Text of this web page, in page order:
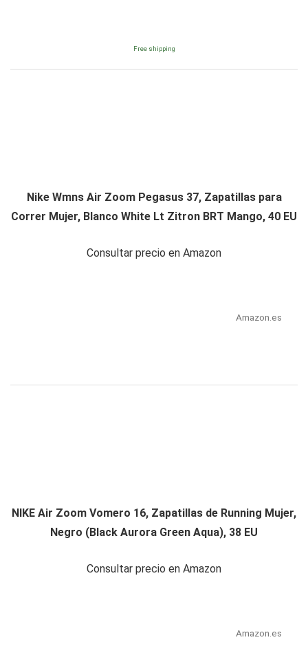
Free shipping
Nike Wmns Air Zoom Pegasus 37, Zapatillas para
Correr Mujer, Blanco White Lt Zitron BRT Mango, 40 EU
Consultar precio en Amazon
Amazon.es
NIKE Air Zoom Vomero 16, Zapatillas de Running Mujer,
Negro (Black Aurora Green Aqua), 38 EU
Consultar precio en Amazon
Amazon.es